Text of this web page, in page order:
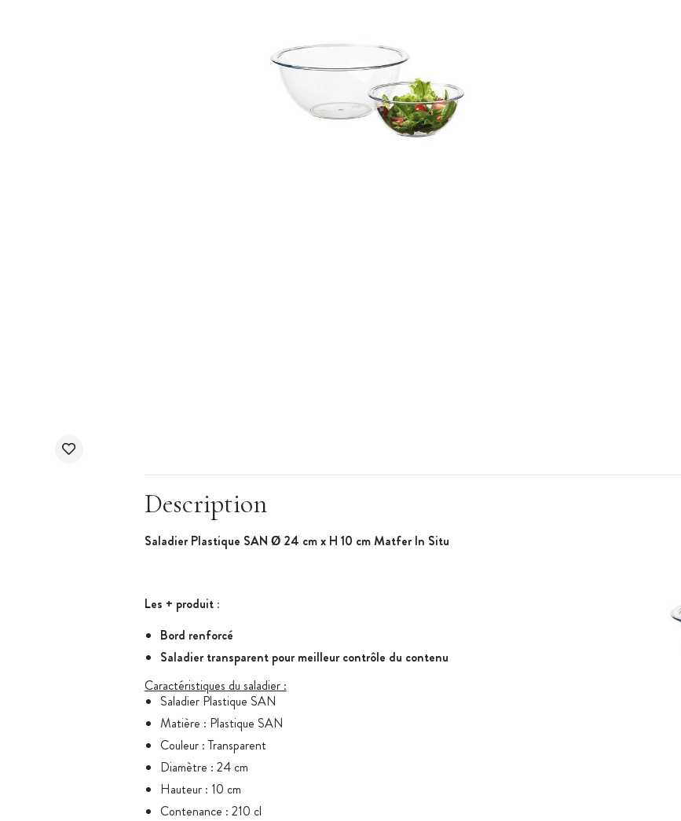
Description
Saladier Plastique SAN Ø 24 cm x H 10 cm Matfer In Situ
Les + produit :
Bord renforcé
Saladier transparent pour meilleur contrôle du contenu
Caractéristiques du saladier :
Saladier Plastique SAN
Matière : Plastique SAN
Couleur : Transparent
Diamètre : 24 cm
Hauteur : 10 cm
Contenance : 210 cl